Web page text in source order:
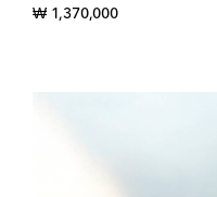
₩ 1,370,000original price